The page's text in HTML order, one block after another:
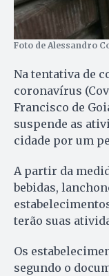
Foto de Alessandro
Na tentativa de
coronavírus
Francisco de
suspende as
cidade por um
A partir da
bebidas,
terão suas
Os
segundo o